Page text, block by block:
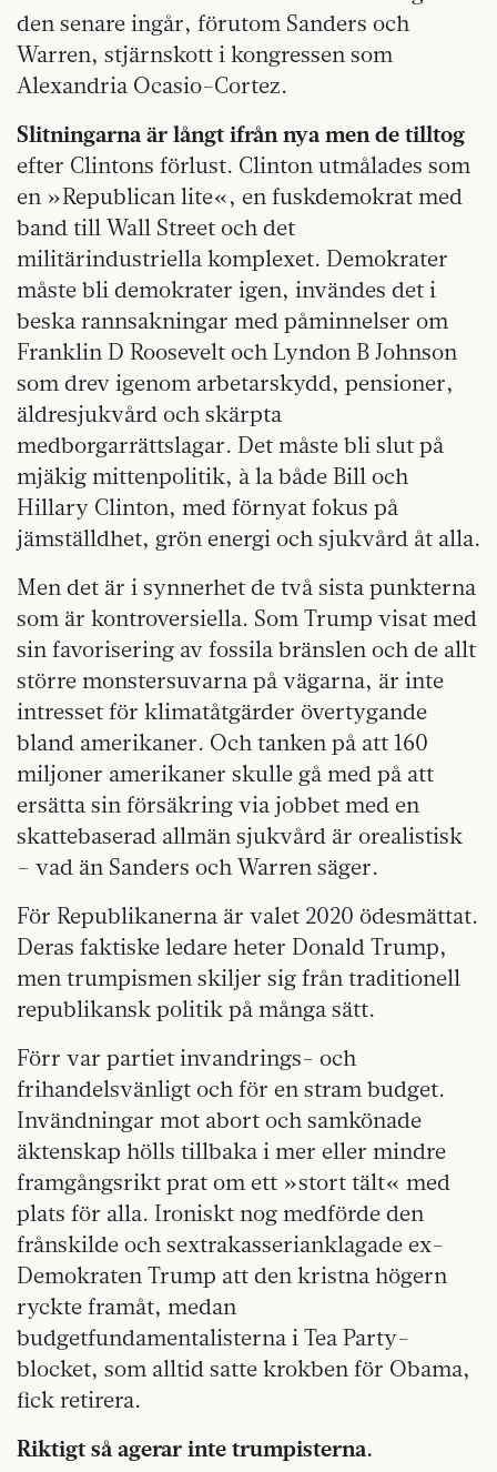
den senare ingår, förutom Sanders och
Warren, stjärnskott i kongressen som
Alexandria Ocasio-Cortez.
Slitningarna är långt ifrån nya men de tilltog
efter Clintons förlust. Clinton utmålades som
en »Republican lite«, en fuskdemokrat med
band till Wall Street och det
militärindustriella komplexet. Demokrater
måste bli demokrater igen, invändes det i
beska rannsakningar med påminnelser om
Franklin D Roosevelt och Lyndon B Johnson
som drev igenom arbetarskydd, pensioner,
äldresjukvård och skärpta
medborgarrättslagar. Det måste bli slut på
mjäkig mittenpolitik, à la både Bill och
Hillary Clinton, med förnyat fokus på
jämställdhet, grön energi och sjukvård åt alla.
Men det är i synnerhet de två sista punkterna
som är kontroversiella. Som Trump visat med
sin favorisering av fossila bränslen och de allt
större monster­suvarna på vägarna, är inte
intresset för klimatåtgärder övertygande
bland amerikaner. Och tanken på att 160
miljoner amerikaner skulle gå med på att
ersätta sin försäkring via jobbet med en
skattebaserad allmän sjukvård är orealistisk
– vad än Sanders och Warren säger.
För Republikanerna är valet 2020 ödesmättat.
Deras faktiske ledare heter Donald Trump,
men trumpismen skiljer sig från traditionell
republikansk politik på många sätt.
Förr var partiet invandrings- och
frihandelsvänligt och för en stram budget.
Invändningar mot abort och samkönade
äktenskap hölls tillbaka i mer eller mind­re
framgångsrikt prat om ett »stort tält« med
plats för alla. Ironiskt nog medförde den
frånskilde och sextrakasserianklagade ex-
Demokraten Trump att den kristna högern
ryckte framåt, medan
budgetfundamentalisterna i Tea Party-
blocket, som alltid satte krokben för Obama,
fick retirera.
Riktigt så agerar inte trumpisterna.